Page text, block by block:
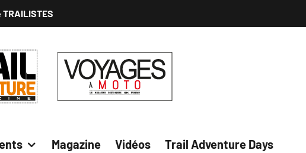
Magazine Vidéos Trail Adventure Days